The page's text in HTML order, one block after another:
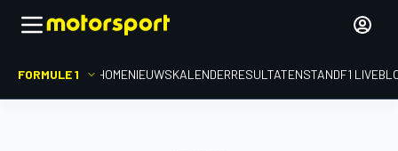
FORMULE 1 HOMENIEUWSKALENDERRESULTATENSTANDF1